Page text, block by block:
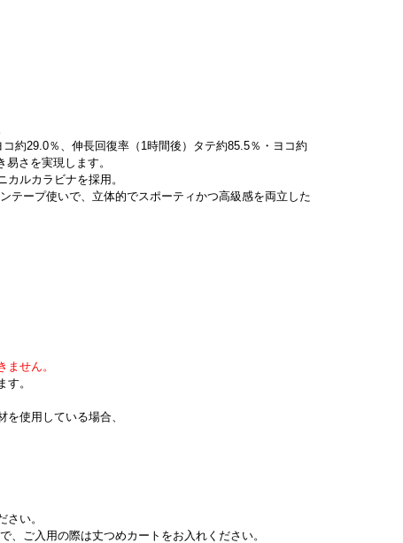
約29.0％、伸長回復率（1時間後）タテ約85.5％・ヨコ約
さを実現します。
ルカラビナを採用。
ープ使いで、立体的でスポーティかつ高級感を両立した
せん。
。
使用している場合、
い。
ご入用の際は丈つめカートをお入れください。